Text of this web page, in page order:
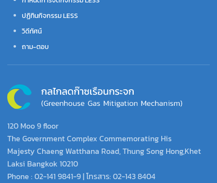
ปฏิทินกิจกรรม LESS
วิดีทัศน์
ถาม-ตอบ
120 Moo 9 floor
The Government Complex Commemorating His
Majesty Chaeng Watthana Road, Thung Song Hong,Khet
Laksi Bangkok 10210
Phone : 02-141 9841-9 | โทรสาร: 02-143 8404